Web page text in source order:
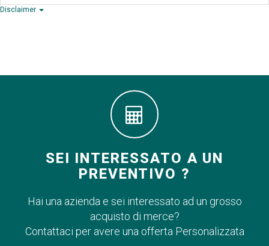
Disclaimer
SEI INTERESSATO A UN
PREVENTIVO ?
Hai una azienda e sei interessato ad un grosso
acquisto di merce?
Contattaci per avere una offerta Personalizzata